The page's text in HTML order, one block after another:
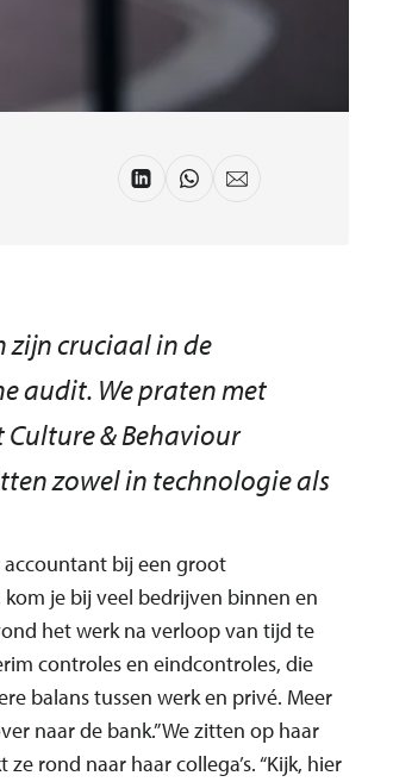
zijn cruciaal in de
audit. We praten met
& Behaviour
zowel in technologie als
accountant bij een groot
kom je bij veel bedrijven binnen en
het werk na verloop van tijd te
controles en eindcontroles, die
balans tussen werk en privé. Meer
naar de bank.” We zitten op haar
rond naar haar collega’s. “Kijk, hier